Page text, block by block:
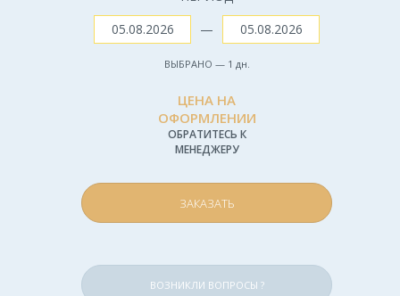
—
ВЫБРАНО — 1 дн.
ЦЕНА НА
ОФОРМЛЕНИИ
ОБРАТИТЕСЬ К
МЕНЕДЖЕРУ
ЗАКАЗАТЬ
ВОЗНИКЛИ ВОПРОСЫ ?